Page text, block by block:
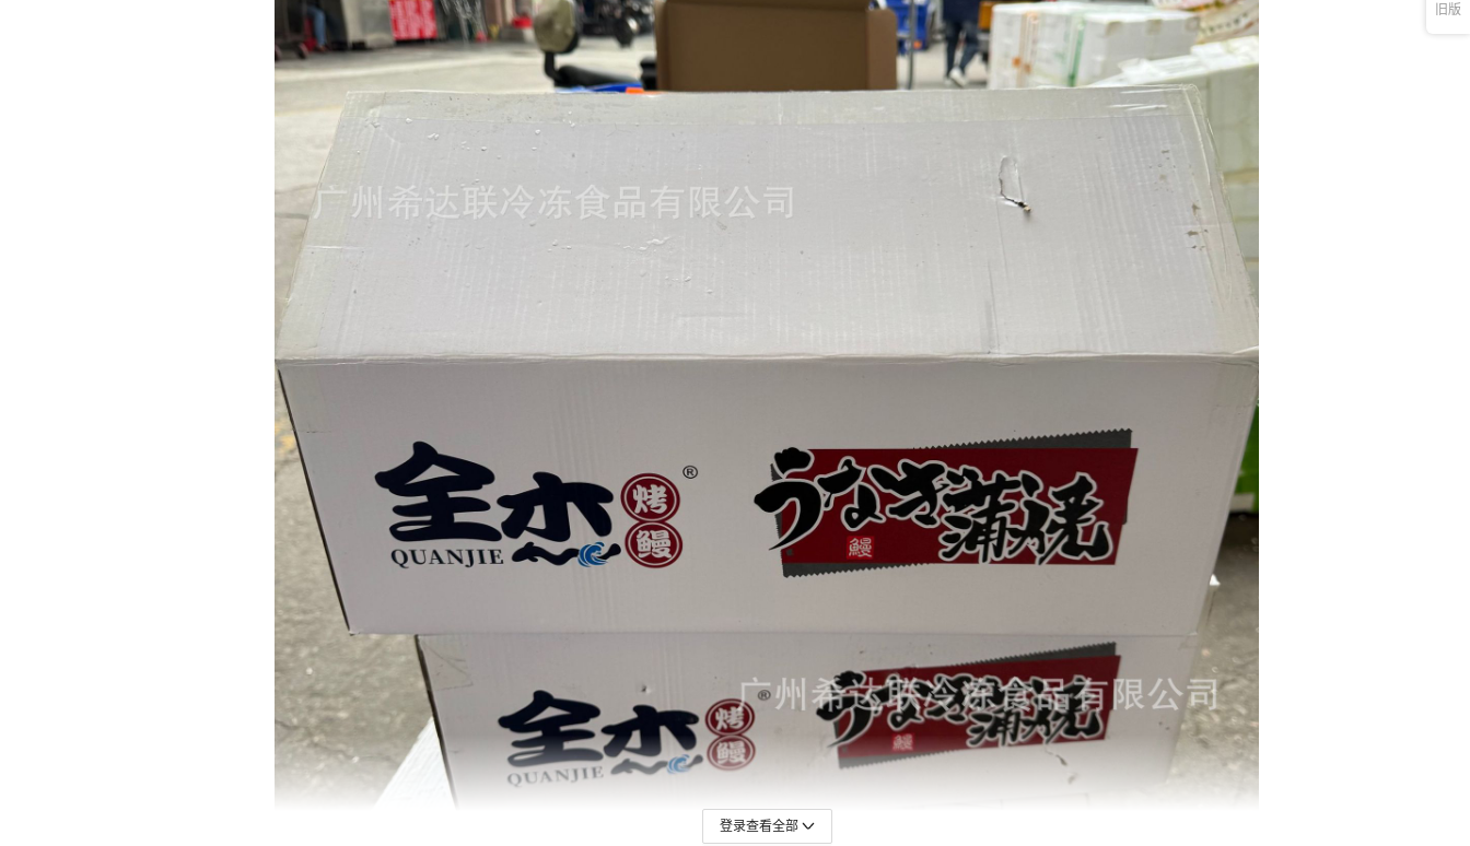
登录查看全部
旧版